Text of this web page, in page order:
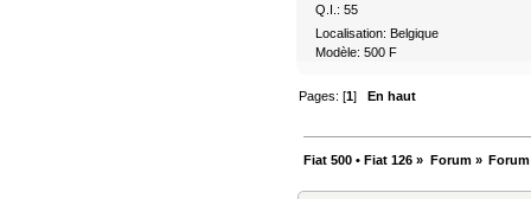
Q.I.: 55
Localisation: Belgique
Modèle: 500 F
Pages: [1]En haut
Fiat 500 • Fiat 126 » Forum»